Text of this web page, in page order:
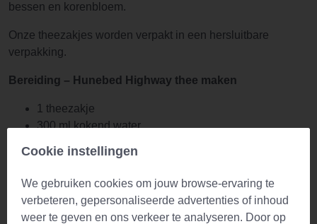
bessen en korenbloem.
Onze theezakjes worden verpakt in een hersluitbare
verpakking.
Bereiding – Hunebed Highway thee maken
1 theezakje
300 ml kokend water
Losse thee in een piramide
theezakje
Cookie instellingen
We gebruiken cookies om jouw browse-ervaring te
verbeteren, gepersonaliseerde advertenties of inhoud
weer te geven en ons verkeer te analyseren. Door op